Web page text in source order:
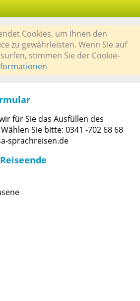
Cookies, um Ihnen den
zu gewährleisten. Wenn Sie auf
stimmen Sie der Cookie-
für Sie das Ausfüllen des
Sie bitte: 0341 -702 68 68
sprachreisen.de